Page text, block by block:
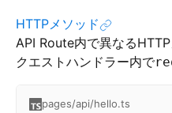
HTTPメソッド
API Route内で異なる
クエストハンドラー内で
pages/api/hello.ts